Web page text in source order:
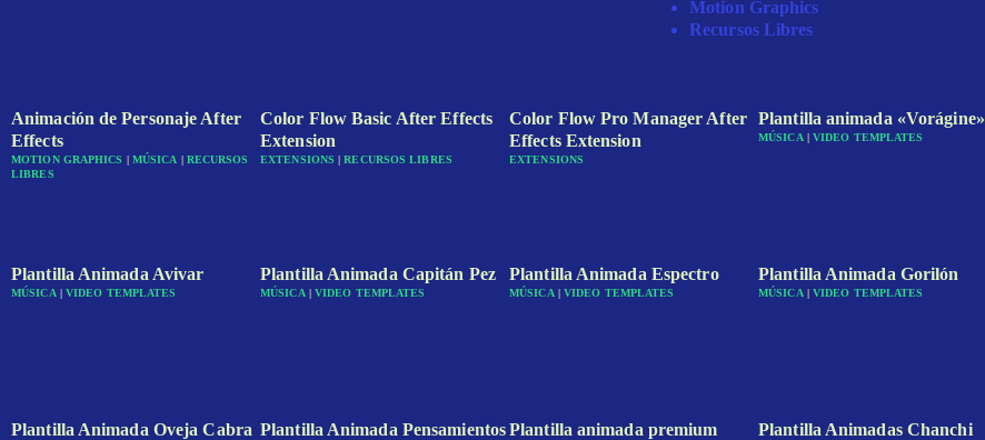
Motion Graphics
Recursos Libres
Animación de Personaje After
Effects
MOTION GRAPHICS | MÚSICA | RECURSOS
LIBRES
Color Flow Basic After Effects
Extension
EXTENSIONS |RECURSOS LIBRES
Color Flow Pro Manager After
Effects Extension
EXTENSIONS
Plantilla animada «Vorágine»
MÚSICA| VIDEO TEMPLATES
Plantilla Animada Avivar
MÚSICA| VIDEO TEMPLATES
Plantilla Animada Capitán Pez
MÚSICA| VIDEO TEMPLATES
Plantilla Animada Espectro
MÚSICA| VIDEO TEMPLATES
Plantilla Animada Gorilón
MÚSICA| VIDEO TEMPLATES
Plantilla Animada Oveja Cabra Plantilla Animada PensamientosPlantilla animada premium
Plantilla Animadas Chanchi